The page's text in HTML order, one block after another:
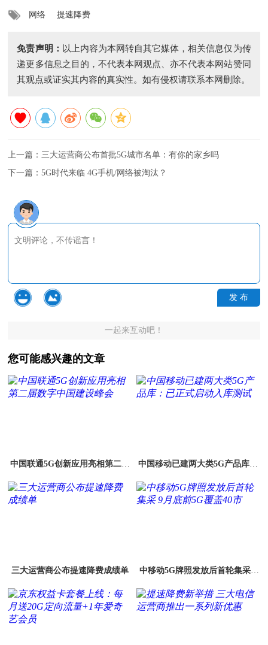
网络 提速降费
免责声明： 以上内容为本网转自其它媒体，相关信息仅为传
递更多信息之目的，不代表本网观点、亦不代表本网站赞同
其观点或证实其内容的真实性。如有侵权请联系本网删除。
上一篇：三大运营商公布首批5G城市名单：有你的家乡吗
下一篇：5G时代来临 4G手机/网络被淘汰？
发 布
一起来互动吧！
您可能感兴趣的文章
中国联通5G创新应用亮相第二届
中国移动已建两大类5G产品库：
三大运营商公布提速降费成绩单
中移动5G牌照发放后首轮集采 9